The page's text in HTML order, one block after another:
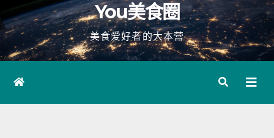
You美食圈
美食爱好者的大本营